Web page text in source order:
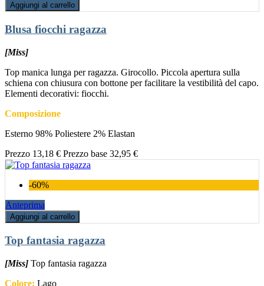
Aggiungi al carrello
Blusa fiocchi ragazza
[Miss]
Top manica lunga per ragazza. Girocollo. Piccola apertura sulla
schiena con chiusura con bottone per facilitare la vestibilità del capo.
Elementi decorativi: fiocchi.
Composizione
Esterno 98% Poliestere 2% Elastan
Prezzo 13,18 € Prezzo base 32,95 €
-60%
Anteprima
Aggiungi al carrello
Top fantasia ragazza
[Miss] Top fantasia ragazza
Colore: Lago